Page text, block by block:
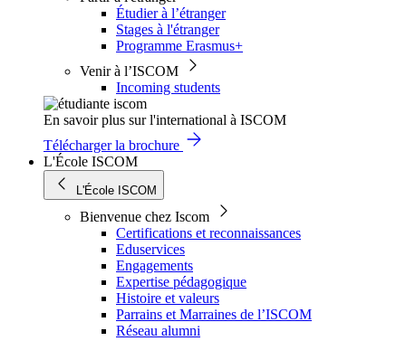
Étudier à l’étranger
Stages à l'étranger
Programme Erasmus+
Venir à l’ISCOM
Incoming students
En savoir plus sur l'international à ISCOM
Télécharger la brochure
L'École ISCOM
L'École ISCOM
Bienvenue chez Iscom
Certifications et reconnaissances
Eduservices
Engagements
Expertise pédagogique
Histoire et valeurs
Parrains et Marraines de l’ISCOM
Réseau alumni